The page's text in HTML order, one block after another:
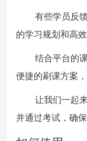
有些学员反
的学习规划和高
结合平台的
便捷的刷课方案
让我们一起
并通过考试，确